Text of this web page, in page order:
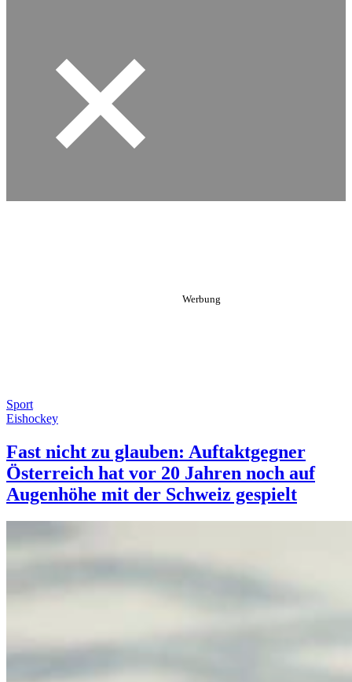
Sport
Eishockey
Fast nicht zu glauben: Auftaktgegner
Österreich hat vor 20 Jahren noch auf
Augenhöhe mit der Schweiz gespielt